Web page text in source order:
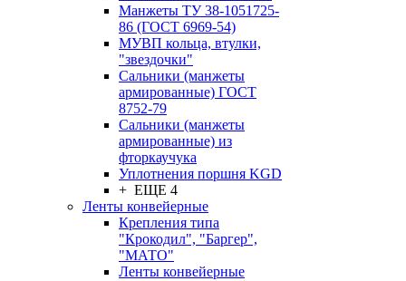
Манжеты ТУ 38-1051725-
86 (ГОСТ 6969-54)
МУВП кольца, втулки,
"звездочки"
Сальники (манжеты
армированные) ГОСТ
8752-79
Сальники (манжеты
армированные) из
фторкаучука
Уплотнения поршня KGD
+ ЕЩЕ 4
Ленты конвейерные
Крепления типа
"Крокодил", "Баргер",
"МАТО"
Ленты конвейерные